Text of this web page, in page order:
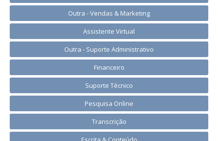
Outra - Vendas & Marketing
Assistente Virtual
Outra - Suporte Administrativo
Financeiro
Suporte Técnico
Pesquisa Online
Transcrição